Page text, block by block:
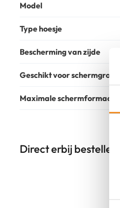
Model
Type hoesje
Bescherming van zijde
Geschikt voor schermgrootte
Maximale schermformaat
Direct erbij bestellen